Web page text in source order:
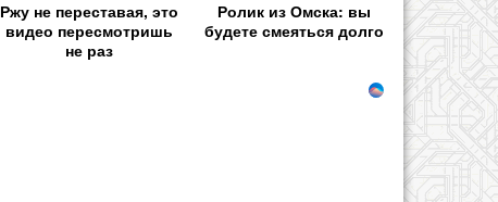
Ржу не переставая, это
видео пересмотришь
не раз
Ролик из Омска: вы
будете смеяться долго